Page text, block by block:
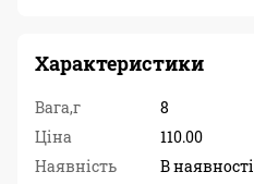
Характеристики
Вага,г
8
Ціна
110.00
Наявність
В наявності